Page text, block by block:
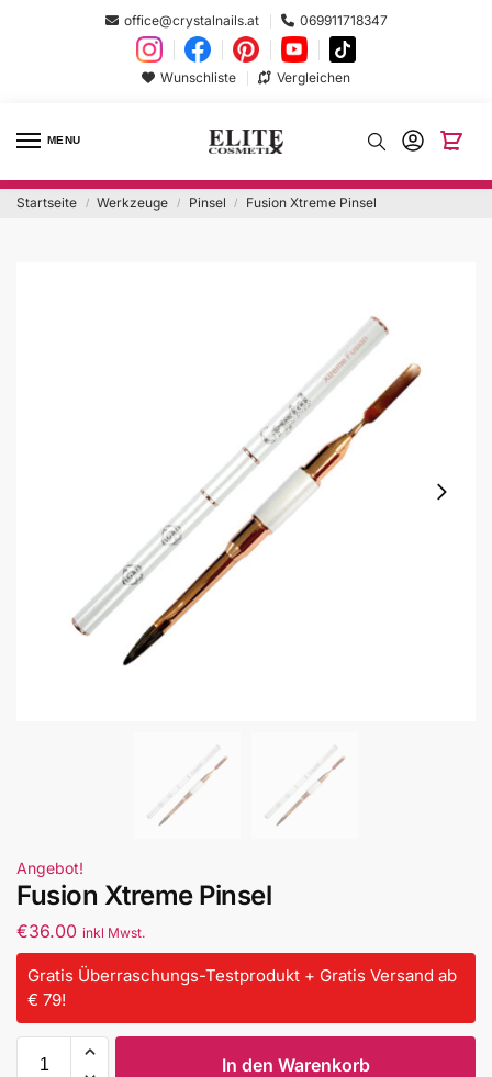
office@crystalnails.at 069911718347
Wunschliste Vergleichen
MENU
Startseite / Werkzeuge / Pinsel / Fusion Xtreme Pinsel
Angebot!
Fusion Xtreme Pinsel
€36.00 inkl Mwst.
Gratis Überraschungs-Testprodukt + Gratis Versand ab
€ 79!
In den Warenkorb